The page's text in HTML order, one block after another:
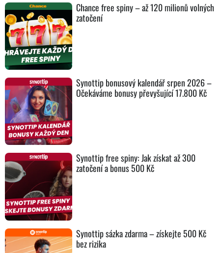
Chance free spiny – až 120 milionů volných
zatočení
Synottip bonusový kalendář srpen 2026 –
Očekáváme bonusy převyšující 17.800 Kč
Synottip free spiny: Jak získat až 300
zatočení a bonus 500 Kč
Synottip sázka zdarma – získejte 500 Kč
bez rizika